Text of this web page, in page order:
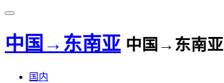
中国→东南亚 中国→东南亚
国内